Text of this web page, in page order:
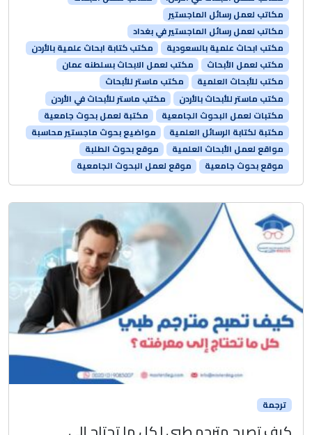
مكاتب لعمل رسائل الماجستير
مكاتب لعمل رسائل الماجستير في بغداد
مكتب ابحاث علمية بالسعودية
مكتب كتابة ابحاث علمية بالأردن
مكتب لعمل الأبحاث
مكتب لعمل الابحاث بسلطنه عمان
مكتب للأبحاث العلمية
مكتب ماستر للأبحاث
مكتب ماستر للأبحاث بالأردن
مكتب ماستر للأبحاث في الأردن
مكتبات لعمل البحوث الجامعية
مكتبة لعمل بحوث جامعية
مكتبة لكتابة الرسائل العلمية
مواضيع بحوث ماجستير محاسبة
مواقع لعمل الأبحاث العلمية
موقع بحوث الطلبة
موقع بحوث جامعية
موقع لعمل البحوث الجامعية
ترجمة